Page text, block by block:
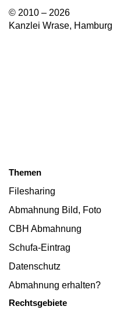
© 2010 – 2026
Kanzlei Wrase, Hamburg
Themen
Filesharing
Abmahnung Bild, Foto
CBH Abmahnung
Schufa-Eintrag
Datenschutz
Abmahnung erhalten?
Rechtsgebiete